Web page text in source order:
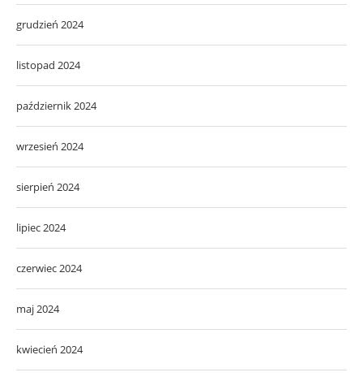
grudzień 2024
listopad 2024
październik 2024
wrzesień 2024
sierpień 2024
lipiec 2024
czerwiec 2024
maj 2024
kwiecień 2024